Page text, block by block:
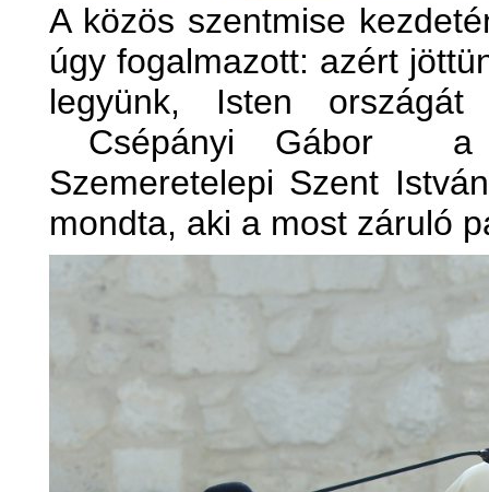
A közös szentmise
úgy fogalmazott: azért
legyünk, Isten
Csépányi Gábor a
Szemeretelepi Szent
mondta, aki a most záruló